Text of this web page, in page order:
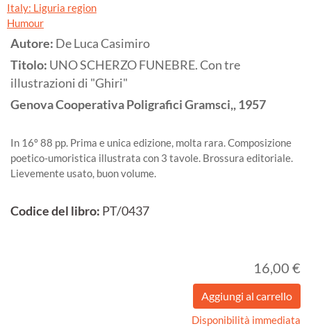
Italy: Liguria region
Humour
Autore: De Luca Casimiro
Titolo: UNO SCHERZO FUNEBRE. Con tre
illustrazioni di "Ghiri"
GenovaCooperativa Poligrafici Gramsci,,1957
In 16º 88 pp. Prima e unica edizione, molta rara. Composizione
poetico-umoristica illustrata con 3 tavole. Brossura editoriale.
Lievemente usato, buon volume.
Codice del libro: PT/0437
16,00 €
Disponibilità immediata